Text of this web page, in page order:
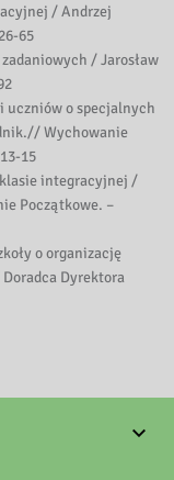
/ Andrzej
65
/ Jarosław
uczniów o specjalnych
Wychowanie
15
integracyjnej /
Początkowe. –
o organizację
Dyrektora